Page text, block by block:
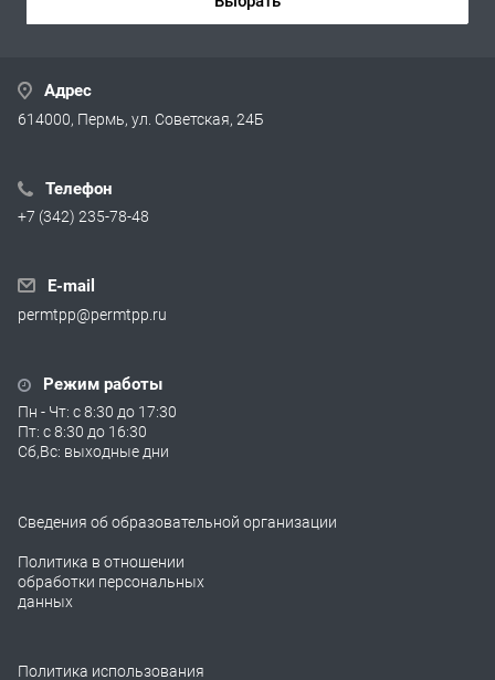
Адрес
614000, Пермь, ул. Советская, 24Б
Телефон
+7 (342) 235-78-48
E-mail
permtpp@permtpp.ru
Режим работы
Пн - Чт: с 8:30 до 17:30
Пт: с 8:30 до 16:30
Сб,Вс: выходные дни
Сведения об образовательной организации
Политика в отношении
обработки персональных
данных
Политика использования